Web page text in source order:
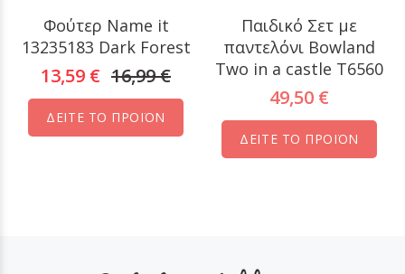
Φούτερ Name it
13235183 Dark Forest
13,59 € 16,99 €
ΔΕΙΤΕ ΤΟ ΠΡΟΪΟΝ
Παιδικό Σετ με
παντελόνι Bowland
Two in a castle T6560
49,50 €
ΔΕΙΤΕ ΤΟ ΠΡΟΪΟΝ